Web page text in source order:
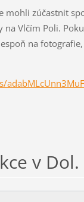
mohli zúčastnit
na Vlčím Poli.
na
v Dol.